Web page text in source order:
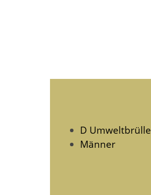
D Umweltbrülle
Männer